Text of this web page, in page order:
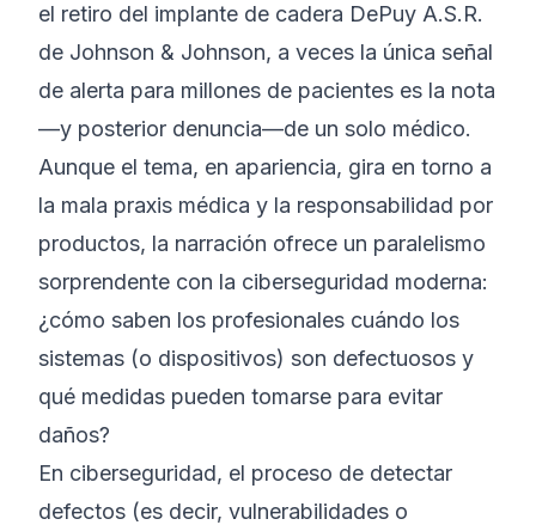
el retiro del implante de cadera DePuy A.S.R.
de Johnson & Johnson, a veces la única señal
de alerta para millones de pacientes es la nota
—y posterior denuncia—de un solo médico.
Aunque el tema, en apariencia, gira en torno a
la mala praxis médica y la responsabilidad por
productos, la narración ofrece un paralelismo
sorprendente con la ciberseguridad moderna:
¿cómo saben los profesionales cuándo los
sistemas (o dispositivos) son defectuosos y
qué medidas pueden tomarse para evitar
daños?
En ciberseguridad, el proceso de detectar
defectos (es decir, vulnerabilidades o